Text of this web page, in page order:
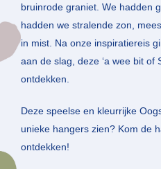
bruinrode graniet. We hadden
hadden we stralende zon,
in mist.⁠ Na onze inspiratiereis
aan de slag, deze ‘a wee bit of
ontdekken.
Deze speelse en kleurrijke
unieke hangers zien? Kom de
ontdekken!